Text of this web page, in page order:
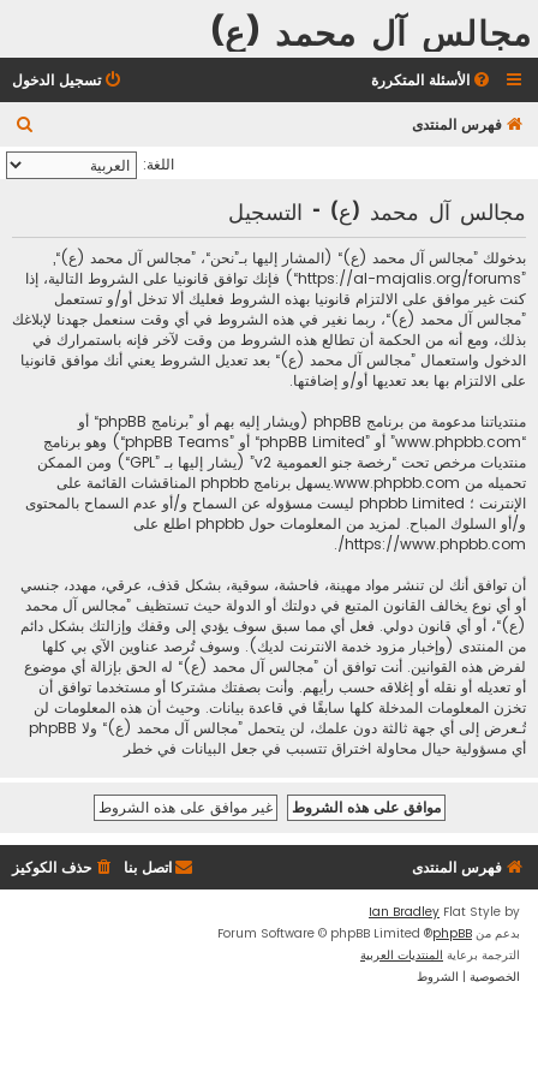
مجالس آل محمد (ع)
الأسئلة المتكررة تسجيل الدخول
فهرس المنتدى
ح
ث
اللغة:
مجالس آل محمد (ع) - التسجيل
بدخولك ”مجالس آل محمد (ع)“ (المشار إليها بـ”نحن“، ”مجالس آل محمد (ع)“,
”https://al-majalis.org/forums“) فإنك توافق قانونيا على الشروط التالية، إذا
كنت غير موافق على الالتزام قانونيا بهذه الشروط فعليك ألا تدخل أو/و تستعمل
”مجالس آل محمد (ع)“، ربما نغير في هذه الشروط في أي وقت سنعمل جهدنا لإبلاغك
بذلك، ومع أنه من الحكمة أن تطالع هذه الشروط من وقت لآخر فإنه باستمرارك في
الدخول واستعمال ”مجالس آل محمد (ع)“ بعد تعديل الشروط يعني أنك موافق قانونيا
على الالتزام بها بعد تعديها أو/و إضافتها.
منتدياتنا مدعومة من برنامج phpBB (ويشار إليه بهم أو ”برنامج phpBB“ أو
“www.phpbb.com” أو ”phpBB Limited“ أو ”phpBB Teams“) وهو برنامج
منتديات مرخص تحت “رخصة جنو العمومية v2
” (يشار إليها بـ ”GPL“) ومن الممكن
تحميله من www.phpbb.com
.يسهل برنامج phpbb المناقشات القائمة على
الإنترنت ؛ phpbb Limited ليست مسؤوله عن السماح و/أو عدم السماح بالمحتوى
و/أو السلوك المباح. لمزيد من المعلومات حول phpbb اطلع على
https://www.phpbb.com/
.
أن توافق أنك لن تنشر مواد مهينة، فاحشة، سوقية، بشكل قذف، عرقي، مهدد، جنسي
أو أي نوع يخالف القانون المتبع في دولتك أو الدولة حيث تستظيف ”مجالس آل محمد
(ع)“، أو أي قانون دولي. فعل أي مما سبق سوف يؤدي إلى وقفك وإزالتك بشكل دائم
من المنتدى (وإخبار مزود خدمة الانترنت لديك). وسوف تُرصد عناوين الآي بي كلها
لفرض هذه القوانين. أنت توافق أن ”مجالس آل محمد (ع)“ له الحق بإزالة أي موضوع
أو تعديله أو نقله أو إغلاقه حسب رأيهم. وأنت بصفتك مشتركا أو مستخدما توافق أن
تخزن المعلومات المدخلة كلها سابقًا في قاعدة بيانات. وحيث أن هذه المعلومات لن
تُـعرض إلى أي جهة ثالثة دون علمك، لن يتحمل ”مجالس آل محمد (ع)“ ولا phpBB
أي مسؤولية حيال محاولة اختراق تتسبب في جعل البيانات في خطر
فهرس المنتدى حذف الكوكيز اتصل بنا
Flat Style by
Ian Bradley
بدعم من phpBB
® Forum Software © phpBB Limited
الترجمة برعاية المنتديات العربية
الخصوصية | الشروط